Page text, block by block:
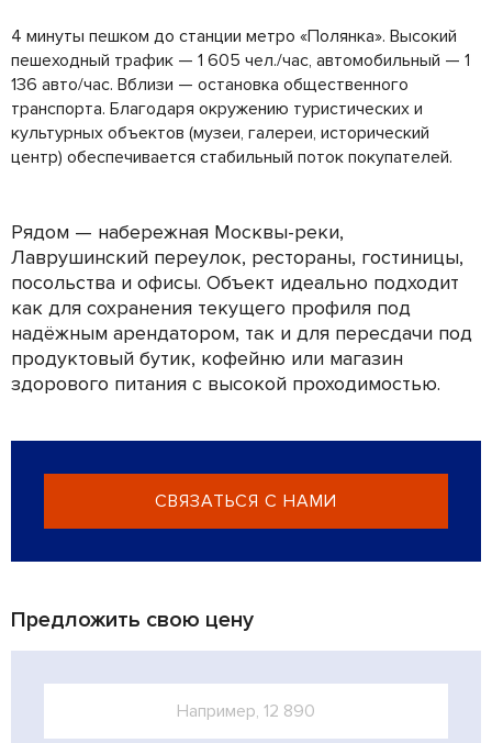
4 минуты пешком до станции метро «Полянка». Высокий
пешеходный трафик — 1 605 чел./час, автомобильный — 1
136 авто/час. Вблизи — остановка общественного
транспорта. Благодаря окружению туристических и
культурных объектов (музеи, галереи, исторический
центр) обеспечивается стабильный поток покупателей.
Рядом — набережная Москвы-реки,
Лаврушинский переулок, рестораны, гостиницы,
посольства и офисы. Объект идеально подходит
как для сохранения текущего профиля под
надёжным арендатором, так и для пересдачи под
продуктовый бутик, кофейню или магазин
здорового питания с высокой проходимостью.
СВЯЗАТЬСЯ С НАМИ
Предложить свою цену